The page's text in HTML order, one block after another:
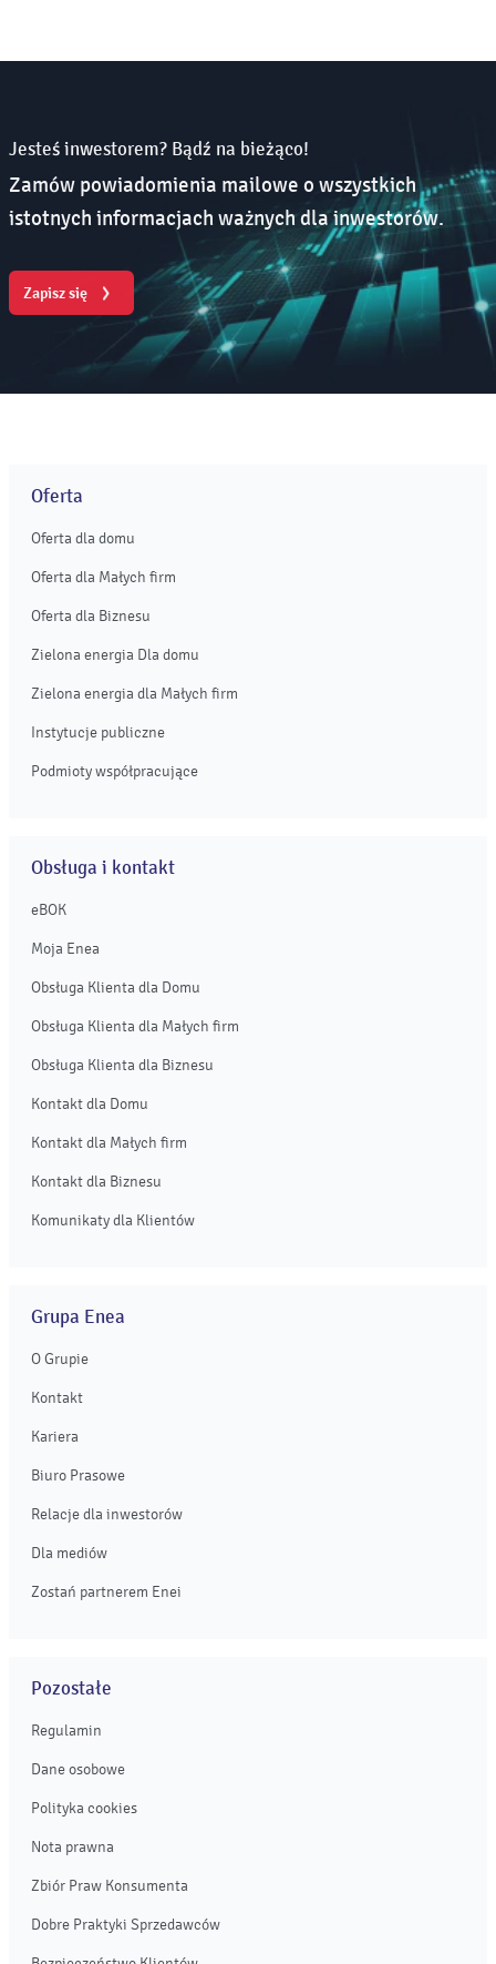
Jesteś inwestorem? Bądź na bieżąco!
Zamów powiadomienia mailowe o wszystkich
istotnych informacjach ważnych dla inwestorów.
Zapisz się
Oferta
Oferta dla domu
Oferta dla Małych firm
Oferta dla Biznesu
Zielona energia Dla domu
Zielona energia dla Małych firm
Instytucje publiczne
Podmioty współpracujące
Obsługa i kontakt
eBOK
Moja Enea
Obsługa Klienta dla Domu
Obsługa Klienta dla Małych firm
Obsługa Klienta dla Biznesu
Kontakt dla Domu
Kontakt dla Małych firm
Kontakt dla Biznesu
Komunikaty dla Klientów
Grupa Enea
O Grupie
Kontakt
Kariera
Biuro Prasowe
Relacje dla inwestorów
Dla mediów
Zostań partnerem Enei
Pozostałe
Regulamin
Dane osobowe
Polityka cookies
Nota prawna
Zbiór Praw Konsumenta
Dobre Praktyki Sprzedawców